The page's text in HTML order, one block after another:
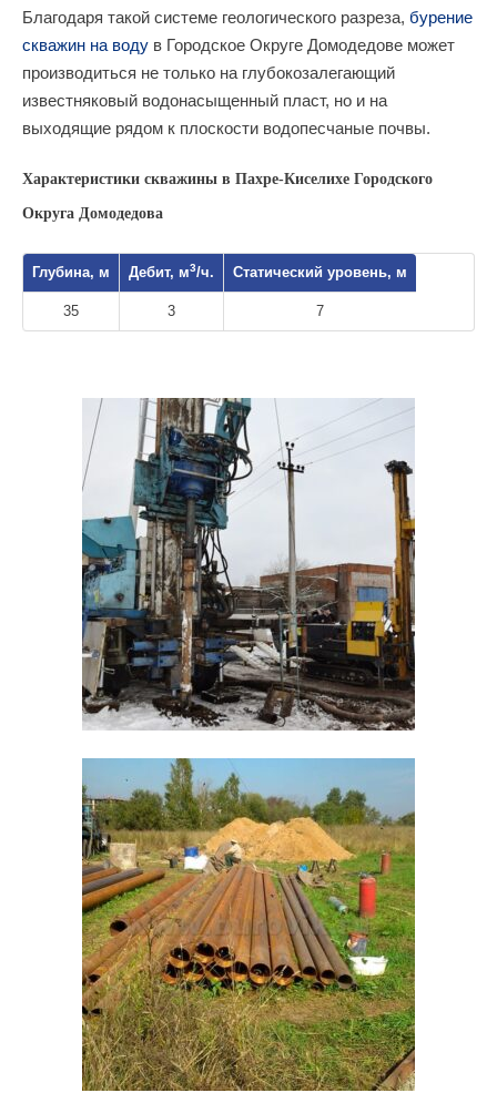
Благодаря такой системе геологического разреза, бурение
скважин на воду в Городское Округе Домодедове может
производиться не только на глубокозалегающий
известняковый водонасыщенный пласт, но и на
выходящие рядом к плоскости водопесчаные почвы.
Характеристики скважины в Пахре-Киселихе Городского
Округа Домодедова
Глубина, м Дебит, м3/ч. Статический уровень, м
35 3 7